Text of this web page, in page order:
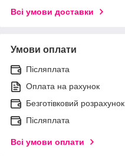
Всі умови доставки
Умови оплати
Післяплата
Оплата на рахунок
Безготівковий розрахунок
Післяплата
Всі умови оплати